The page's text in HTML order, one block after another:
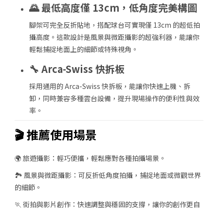
🌄 最低高度僅 13cm，低角度完美構圖
腳架可完全反折貼地，搭配球台可實現僅 13cm 的超低拍
攝高度。這款設計是風景與微距攝影的超強利器，能讓你
輕鬆捕捉地面上的細節或特殊視角。
🔧 Arca-Swiss 快拆板
採用通用的 Arca-Swiss 快拆板，能讓你快速上機、拆
卸，同時兼容多種雲台設備，提升現場操作的便利性與效
率。
🎬 推薦使用場景
🌍 旅遊攝影：輕巧便攜，輕鬆應對各種拍攝場景。
🏞 風景與微距攝影：可反折低角度拍攝，捕捉地面或微觀世界
的細節。
🏃 街拍與影片創作：快速調整與穩固的支撐，讓你的創作更自